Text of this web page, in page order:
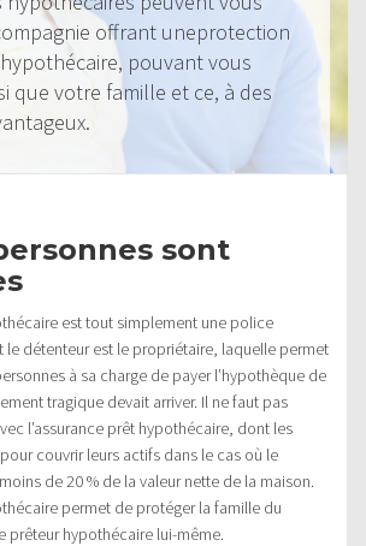
offrant uneprotection
hypothécaire, pouvant vous
que votre famille et ce, à des
sont
est tout simplement une police
le détenteur est le propriétaire, laquelle permet
à sa charge de payer l’hypothèque de
tragique devait arriver. Il ne faut pas
l’assurance prêt hypothécaire, dont les
couvrir leurs actifs dans le cas où le
de 20 % de la valeur nette de la maison.
permet de protéger la famille du
prêteur hypothécaire lui-même.